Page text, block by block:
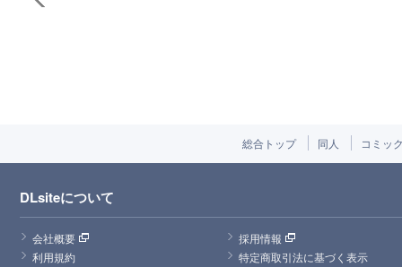
総合トップ 同人 コミッ
DLsiteについて
会社概要
採用情報
利用規約
特定商取引法に基づく表示